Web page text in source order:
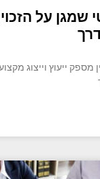
שמגן על
מספק ייעוץ וייצוג